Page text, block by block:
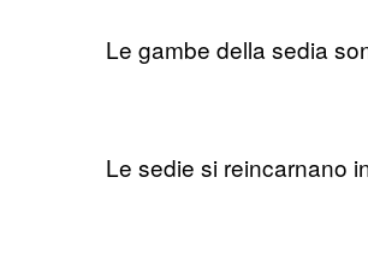
Le gambe della sedia
Le sedie si reincarnano